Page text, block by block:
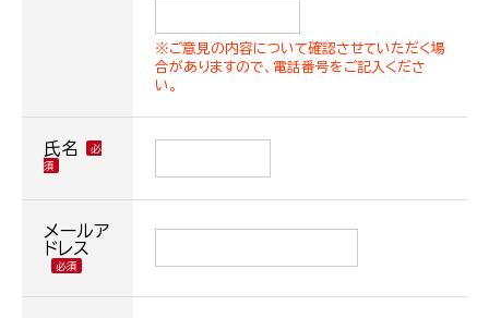
※ご意見の内容について確認させていただく場
合がありますので、電話番号をご記入くださ
い。
氏名
メールア
ドレス